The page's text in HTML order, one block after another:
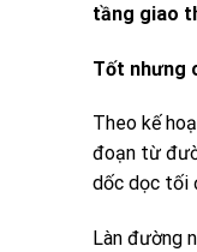
tầng giao
Tốt nhưng
Theo kế
đoạn từ
dốc dọc tối
Làn đường